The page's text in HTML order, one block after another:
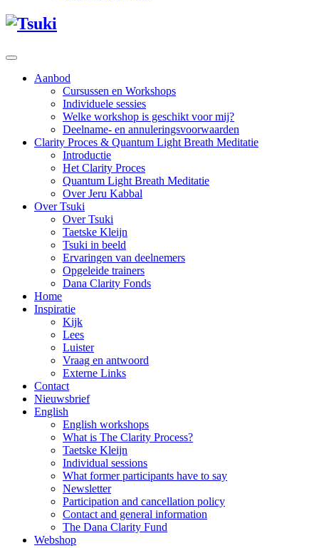
Aanbod
Cursussen en Workshops
Individuele sessies
Welke workshop is geschikt voor mij?
Deelname- en annuleringsvoorwaarden
Clarity Proces & Quantum Light Breath Meditatie
Introductie
Het Clarity Proces
Quantum Light Breath Meditatie
Over Jeru Kabbal
Over Tsuki
Over Tsuki
Taetske Kleijn
Tsuki in beeld
Ervaringen van deelnemers
Opgeleide trainers
Dana Clarity Fonds
Home
Inspiratie
Kijk
Lees
Luister
Vraag en antwoord
Externe Links
Contact
Nieuwsbrief
English
English workshops
What is The Clarity Process?
Taetske Kleijn
Individual sessions
What former participants have to say
Newsletter
Participation and cancellation policy
Contact and general information
The Dana Clarity Fund
Webshop